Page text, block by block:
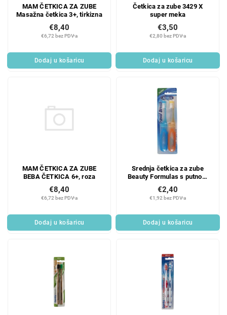
MAM ČETKICA ZA ZUBE
Masažna četkica 3+, tirkizna
€6,72 bez PDV-a
€8,40
Dodaj u košaricu
Četkica za zube 3429 X
super meka
€2,80 bez PDV-a
€3,50
Dodaj u košaricu
MAM ČETKICA ZA ZUBE
BEBA ČETKICA 6+, roza
€6,72 bez PDV-a
€8,40
Dodaj u košaricu
Srednja četkica za zube
Beauty Formulas s putnom
€1,92 bez PDV-a
€2,40
Dodaj u košaricu